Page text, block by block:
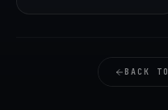
BACK